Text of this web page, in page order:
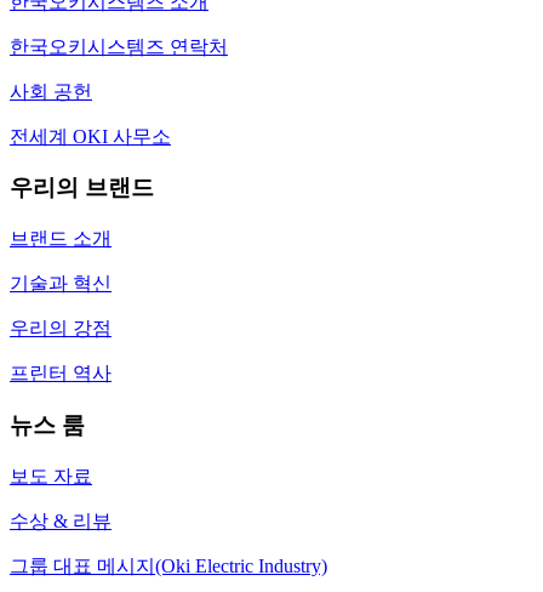
한국오키시스템즈 연락처
사회 공헌
전세계 OKI 사무소
우리의 브랜드
브랜드 소개
기술과 혁신
우리의 강점
프린터 역사
뉴스 룸
보도 자료
수상 & 리뷰
그룹 대표 메시지(Oki Electric Industry)